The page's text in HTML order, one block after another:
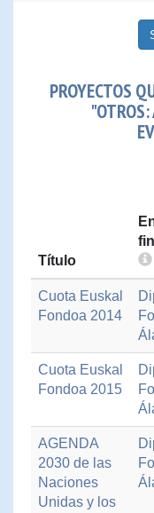
PROYECTOS
Título
Cuota Euskal
Fondoa 2014
Cuota Euskal
Fondoa 2015
AGENDA
2030 de las
Naciones
Unidas y los